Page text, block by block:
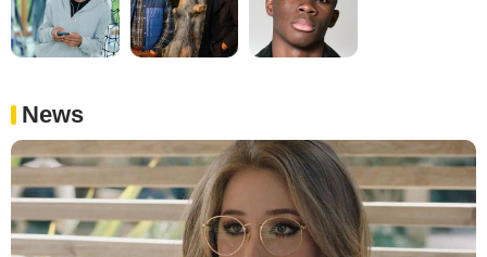
News